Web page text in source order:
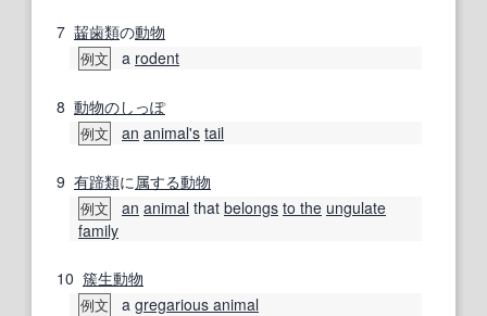
7 齧歯類の動物
例文 a rodent
8 動物のしっぽ
例文 an animal's tail
9 有蹄類に 属する動物
例文 an animal that belongs to the ungulate
family
10 簇生動物
例文 a gregarious animal